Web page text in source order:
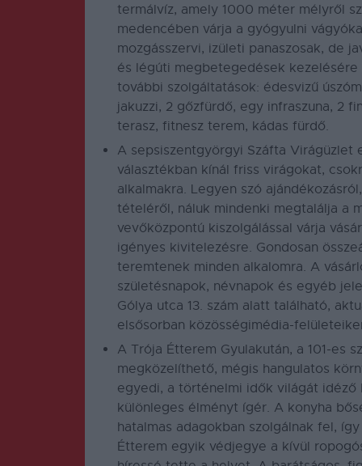
termálvíz, amely 1000 méter mélyről
medencében várja a gyógyulni
mozgásszervi, izületi panaszosak, de
és légúti megbetegedések
további szolgáltatások: édesvizű
jakuzzi, 2 gőzfürdő, egy infraszuna, 2
terasz, fitnesz terem, kádas fürdő.
A sepsiszentgyörgyi Száfta Virágüzlet
választékban kínál friss virágokat,
alkalmakra. Legyen szó
tételéről, náluk mindenki megtalálja a
vevőközpontú kiszolgálással várja
igényes kivitelezésre. Gondosan
teremtenek minden alkalomra. A
születésnapok, névnapok és egyéb
Gólya utca 13. szám alatt található,
elsősorban közösségimédia-
A Trója Étterem Gyulakután, a 101-es
megközelíthető, mégis hangulatos
egyedi, a történelmi idők világát idéző
különleges élményt ígér. A konyha
hatalmas adagokban szolgálnak fel,
Étterem egyik védjegye a kívül